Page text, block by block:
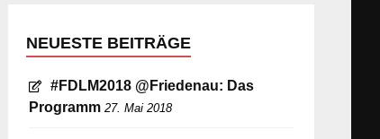
NEUESTE BEITRÄGE
#FDLM2018 @Friedenau: Das
Programm 27. Mai 2018